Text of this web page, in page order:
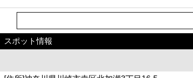
スポット情報